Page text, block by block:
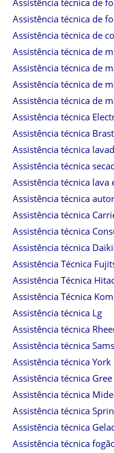
Assistência técnica de
Assistência técnica de
Assistência técnica de
Assistência técnica de
Assistência técnica de
Assistência técnica de
Assistência técnica de
Assistência técnica
Assistência técnica
Assistência técnica
Assistência técnica
Assistência técnica lava
Assistência técnica
Assistência técnica
Assistência técnica
Assistência técnica
Assistência Técnica
Assistência Técnica
Assistência Técnica
Assistência técnica Lg
Assistência técnica
Assistência técnica
Assistência técnica York
Assistência técnica Gree
Assistência técnica
Assistência técnica
Assistência técnica
Assistência técnica